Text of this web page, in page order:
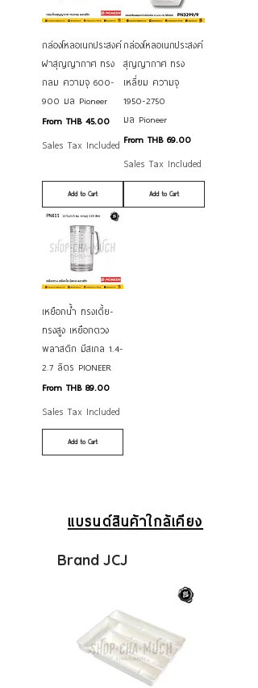
กล่องโหลอเนกประสงค์
ฝาสุญญากาศ ทรง
กลม ความจุ 600-
900 มล Pioneer
From THB 45.00
Sale Price
Sales Tax Included
Add to Cart
กล่องโหลอเนกประสงค์
สุญญากาศ ทรง
เหลี่ยม ความจุ
1950-2750
มล Pioneer
From THB 69.00
Sale Price
Sales Tax Included
Add to Cart
เหยือกน้ำ ทรงเตี้ย-
ทรงสูง เหยือกตวง
พลาสติก มีสเกล 1.4-
2.7 ลิตร PIONEER
From THB 89.00
Sale Price
Sales Tax Included
Add to Cart
แบรนด์สินค้าใกล้เคียง
Brand JCJ